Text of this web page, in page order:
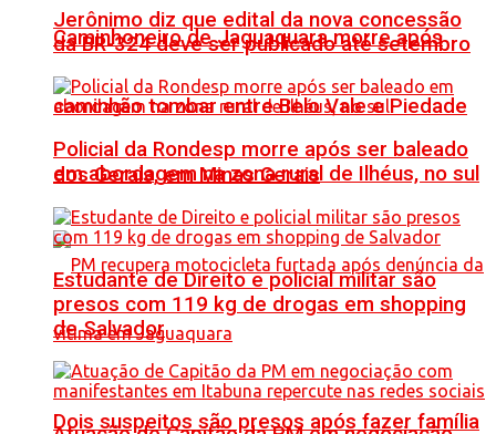
Caminhoneiro de Jaguaquara morre após
caminhão tombar entre Belo Vale e Piedade
dos Gerais, em Minas Gerais
Dois suspeitos são presos após fazer família
Jerônimo diz que edital da nova concessão
da BR-324 deve ser publicado até setembro
Policial da Rondesp morre após ser baleado
em abordagem na zona rural de Ilhéus, no sul
Estudante de Direito e policial militar são
presos com 119 kg de drogas em shopping
de Salvador